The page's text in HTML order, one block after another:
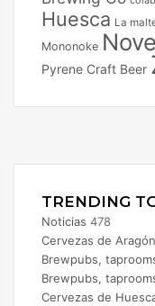
Huesca La
Mononoke
Pyrene Craft Beer
TRENDING
Noticias 478
Cervezas de Aragón
Brewpubs,
Brewpubs,
Cervezas de